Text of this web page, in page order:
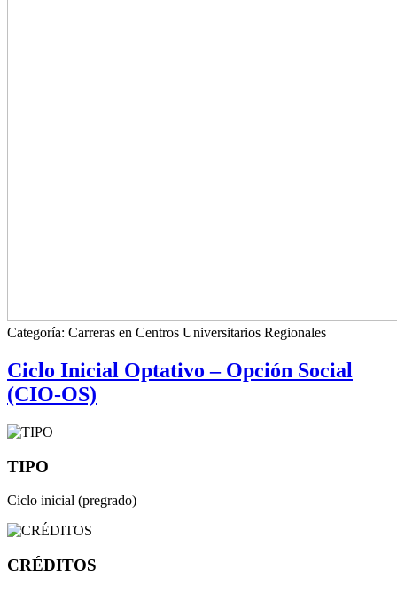
Categoría: Carreras en Centros Universitarios Regionales
Ciclo Inicial Optativo – Opción Social
(CIO-OS)
TIPO
Ciclo inicial (pregrado)
CRÉDITOS